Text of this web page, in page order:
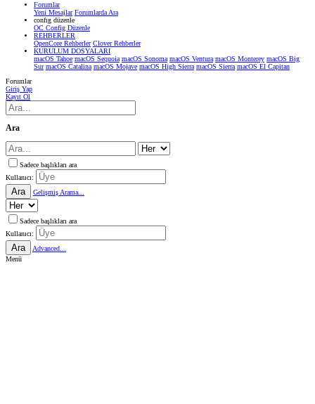
Forumlar
Yeni Mesajlar Forumlarda Ara
confıg düzenle
OC Config Düzenle
REHBERLER
OpenCore Rehberler Clover Rehberler
KURULUM DOSYALARI
macOS Tahoe macOS Sequoia macOS Sonoma macOS Ventura macOS Monterey macOS Big
Sur macOS Catalina macOS Mojave macOS High Sierra macOS Sierra macOS El Capitan
Forumlar
Giriş Yap
Kayıt Ol
Ara
Sadece başlıkları ara
Kullanıcı:
Ara Gelişmiş Arama...
Sadece başlıkları ara
Kullanıcı:
Ara
Advanced...
Menü